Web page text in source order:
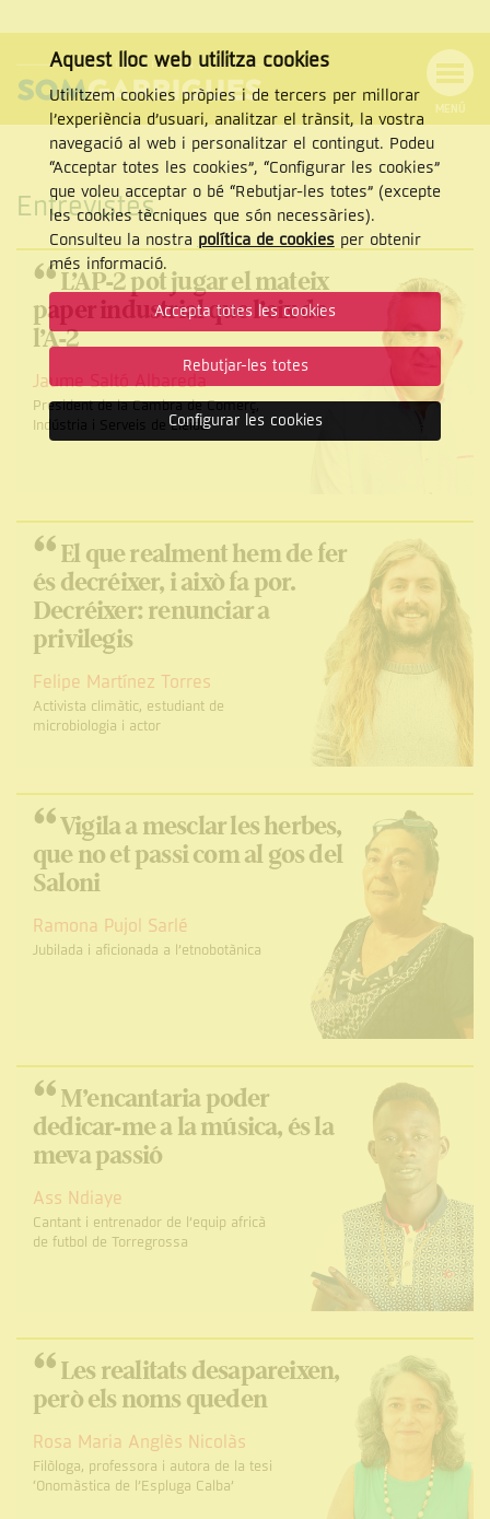
NAVEGACIÓ
MENÚ
Cercar
CERCAR
Entrevistes
“L’AP-2 pot jugar el mateix
paper industrial que l’eix de
l’A-2
Jaume Saltó Albareda
President de la Cambra de Comerç,
Indústria i Serveis de Lleida
“El que realment hem de fer
és decréixer, i això fa por.
Decréixer: renunciar a
privilegis
Felipe Martínez Torres
Activista climàtic, estudiant de
microbiologia i actor
“Vigila a mesclar les herbes,
que no et passi com al gos del
Saloni
Ramona Pujol Sarlé
Jubilada i aficionada a l’etnobotànica
“M’encantaria poder
dedicar-me a la música, és la
meva passió
Ass Ndiaye
Cantant i entrenador de l’equip africà
de futbol de Torregrossa
“Les realitats desapareixen,
però els noms queden
Rosa Maria Anglès Nicolàs
Filòloga, professora i autora de la tesi
‘Onomàstica de l’Espluga Calba’
Aquest lloc web utilitza cookies
Utilitzem cookies pròpies i de tercers per millorar
l’experiència d’usuari, analitzar el trànsit, la vostra
navegació al web i personalitzar el contingut. Podeu
“Acceptar totes les cookies”, “Configurar les cookies”
que voleu acceptar o bé “Rebutjar-les totes” (excepte
les cookies tècniques que són necessàries).
Consulteu la nostra política de cookiesper obtenir
més informació.
Accepta totes les cookies
Rebutjar-les totes
Configurar les cookies